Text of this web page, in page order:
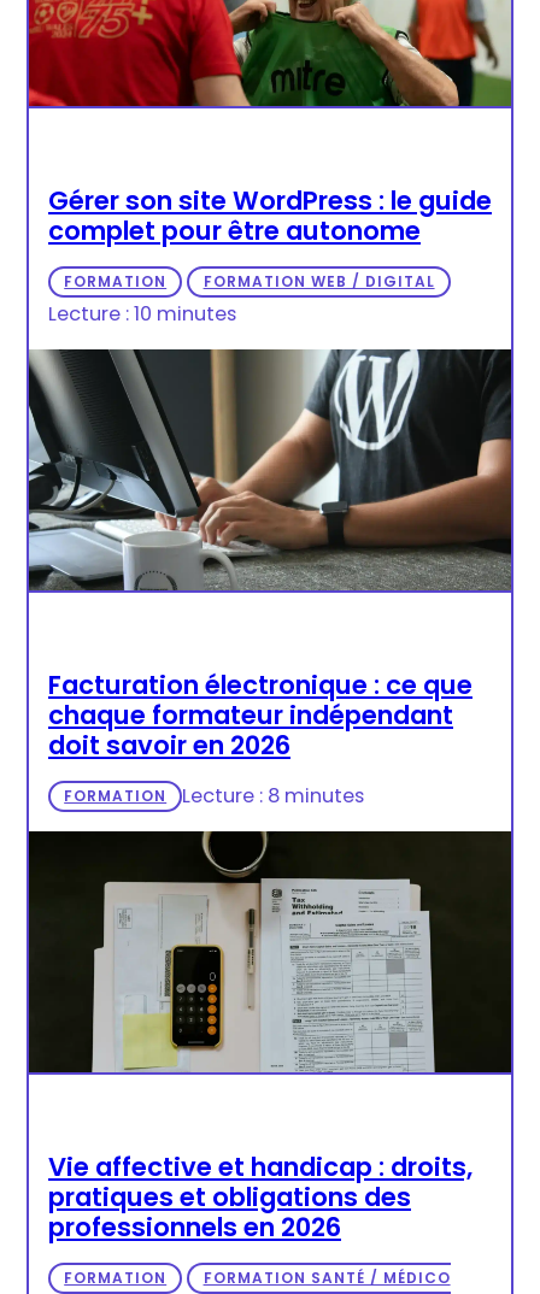
Gérer son site WordPress : le guide
complet pour être autonome
FORMATION FORMATION WEB / DIGITAL
Lecture : 10 minutes
Facturation électronique : ce que
chaque formateur indépendant
doit savoir en 2026
FORMATION Lecture : 8 minutes
Vie affective et handicap : droits,
pratiques et obligations des
professionnels en 2026
FORMATION FORMATION SANTÉ / MÉDICO